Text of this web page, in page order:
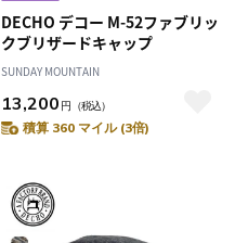
DECHO デコー M-52ファブリッ
クブリザードキャップ
SUNDAY MOUNTAIN
13,200 円 （税込）
積算 360 マイル (3倍)